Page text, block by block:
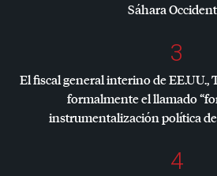
Sáhara
3
El fiscal general interino de EE.UU.,
formalmente el llamado
instrumentalización política
4